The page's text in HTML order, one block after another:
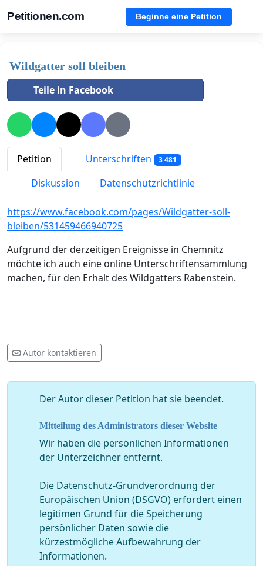
Petitionen.com Beginne eine Petition
Wildgatter soll bleiben
Teile in Facebook
Petition Unterschriften 3 481
Diskussion Datenschutzrichtlinie
https://www.facebook.com/pages/Wildgatter-soll-
bleiben/531459466940725
Aufgrund der derzeitigen Ereignisse in Chemnitz
möchte ich auch eine online Unterschriftensammlung
machen, für den Erhalt des Wildgatters Rabenstein.
Autor kontaktieren
Der Autor dieser Petition hat sie beendet.
Mitteilung des Administrators dieser Website
Wir haben die persönlichen Informationen
der Unterzeichner entfernt.
Die Datenschutz-Grundverordnung der
Europäischen Union (DSGVO) erfordert einen
legitimen Grund für die Speicherung
persönlicher Daten sowie die
kürzestmögliche Aufbewahrung der
Informationen.